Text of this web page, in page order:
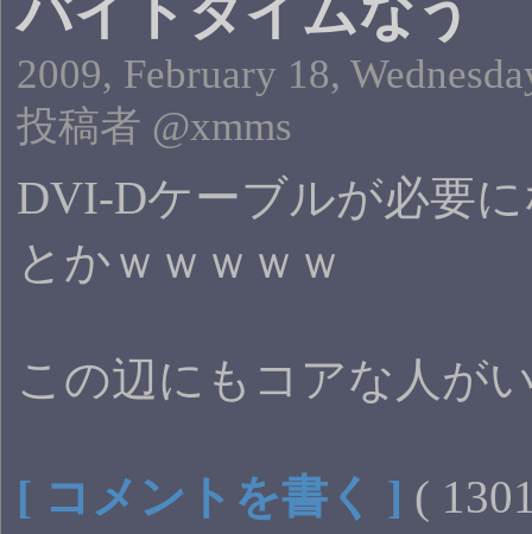
2009, February 18,
投稿者 @xmms
DVI-Dケーブルが必要
とかｗｗｗｗｗ
この辺にもコアな人が
[ コメントを書く ] (